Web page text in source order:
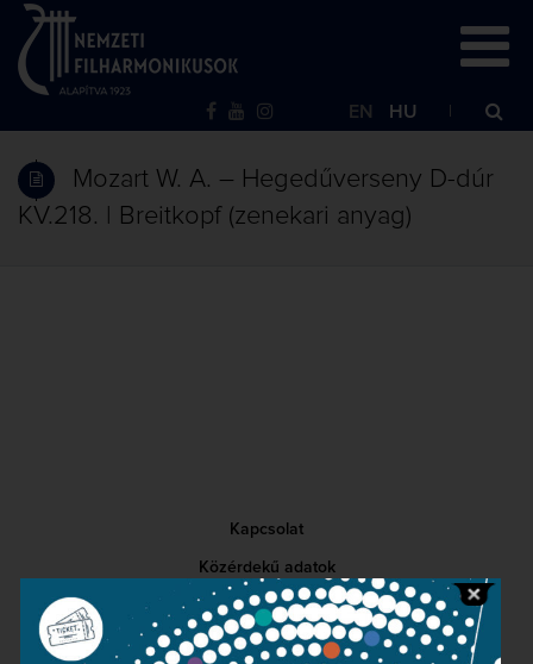
EN HU
Mozart W. A. – Hegedűverseny D-dúr
KV.218. | Breitkopf (zenekari anyag)
Kapcsolat
Közérdekű adatok
Sajtószoba
Adatvédelem